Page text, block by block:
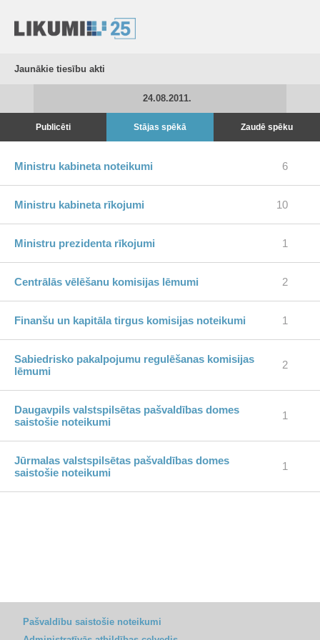
Jaunākie tiesību akti
24.08.2011.
Publicēti Stājas spēkā Zaudē spēku
Ministru kabineta noteikumi 6
Ministru kabineta rīkojumi 10
Ministru prezidenta rīkojumi 1
Centrālās vēlēšanu komisijas lēmumi 2
Finanšu un kapitāla tirgus komisijas noteikumi 1
Sabiedrisko pakalpojumu regulēšanas komisijas
lēmumi
2
Daugavpils valstspilsētas pašvaldības domes
saistošie noteikumi
1
Jūrmalas valstspilsētas pašvaldības domes
saistošie noteikumi
1
Pašvaldību saistošie noteikumi